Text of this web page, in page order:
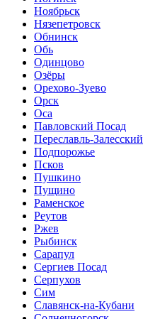
Ноябрьск
Нязепетровск
Обнинск
Обь
Одинцово
Озёры
Орехово-Зуево
Орск
Оса
Павловский Посад
Переславль-Залесский
Подпорожье
Псков
Пушкино
Пущино
Раменское
Реутов
Ржев
Рыбинск
Сарапул
Сергиев Посад
Серпухов
Сим
Славянск-на-Кубани